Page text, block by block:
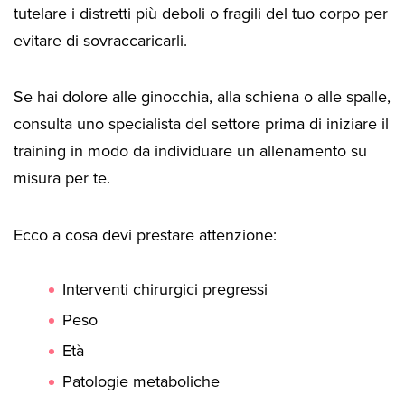
tutelare i distretti più deboli o fragili del tuo corpo per
evitare di sovraccaricarli.
Se hai dolore alle ginocchia, alla schiena o alle spalle,
consulta uno specialista del settore prima di iniziare il
training in modo da individuare un allenamento su
misura per te.
Ecco a cosa devi prestare attenzione:
Interventi chirurgici pregressi
Peso
Età
Patologie metaboliche